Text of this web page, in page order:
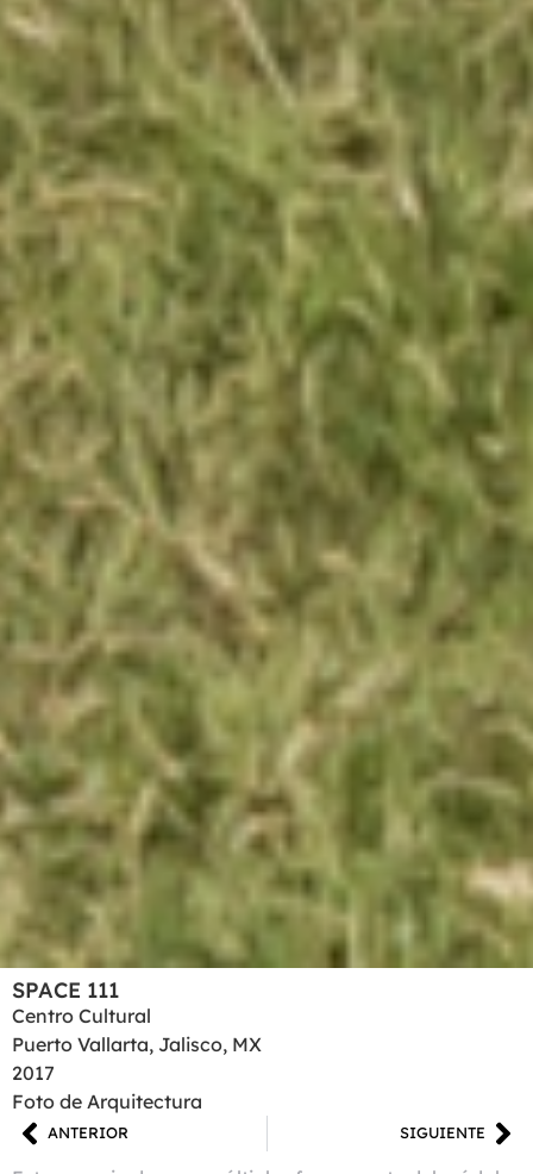
SPACE 111
Centro Cultural
Puerto Vallarta, Jalisco, MX
2017
Foto de Arquitectura
ANTERIOR SIGUIENTE